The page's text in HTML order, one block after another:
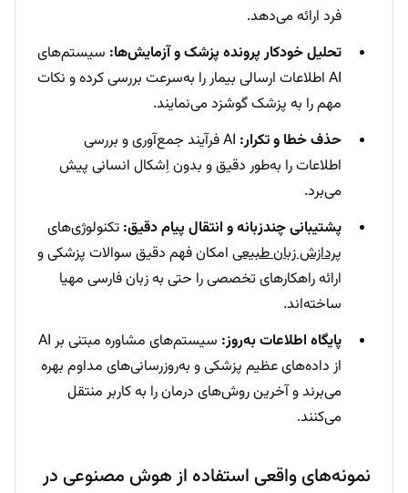
فرد ارائه می‌دهد.
تحلیل خودکار پرونده پزشک و آزمایش‌ها: سیستم‌های
AI اطلاعات ارسالی بیمار را به‌سرعت بررسی کرده و نکات
مهم را به پزشک گوشزد می‌نمایند.
حذف خطا و تکرار:
AI فرآیند جمع‌آوری و بررسی
اطلاعات را به‌طور دقیق و بدون اِشکال انسانی پیش
می‌برد.
پشتیبانی چندزبانه و انتقال پیام دقیق: تکنولوژی‌های
پردازش زبان طبیعی امکان فهم دقیق سوالات پزشکی و
ارائه راهکارهای تخصصی را حتی به زبان فارسی مهیا
ساخته‌اند.
پایگاه اطلاعات به‌روز:
سیستم‌های مشاوره مبتنی بر AI
از داده‌های عظیم پزشکی و به‌روزرسانی‌های مداوم بهره
می‌برند و آخرین روش‌های درمان را به کاربر منتقل
می‌کنند.
نمونه‌های واقعی استفاده از هوش مصنوعی در